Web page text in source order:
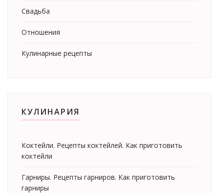
Свадьба
Отношения
Кулинарные рецепты
КУЛИНАРИЯ
Коктейли. Рецепты коктейлей. Как приготовить
коктейли
Гарниры. Рецепты гарниров. Как приготовить
гарниры